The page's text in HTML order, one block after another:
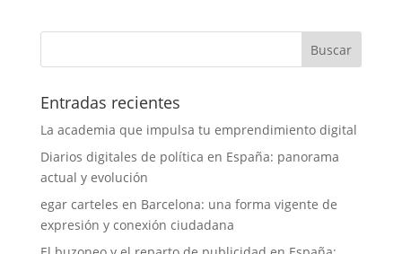
Entradas recientes
La academia que impulsa tu emprendimiento digital
Diarios digitales de política en España: panorama
actual y evolución
egar carteles en Barcelona: una forma vigente de
expresión y conexión ciudadana